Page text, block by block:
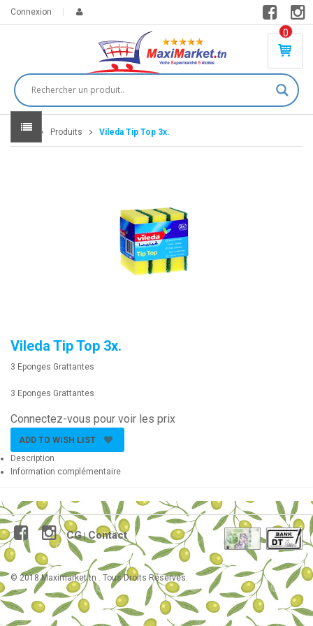
Connexion
0
PR
DU
IT(
S)
Home Produits Vileda Tip Top 3x.
Vileda Tip Top 3x.
3 Eponges Grattantes
3 Eponges Grattantes
Connectez-vous pour voir les prix
ADD TO WISH LIST
Description
Information complémentaire
CG|Contact
© 2018 Maximarket.tn . Tous Droits Réservés.